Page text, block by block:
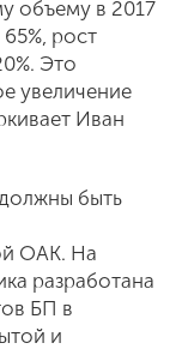
объему в 2017
рост
Это
увеличение
Иван
быть
ОАК. На
разработана
БП в
и